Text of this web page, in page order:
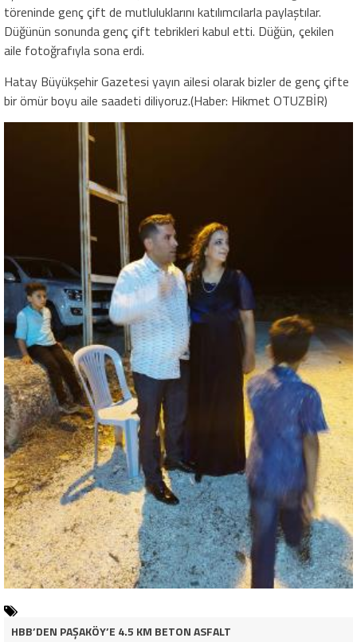
töreninde genç çift de mutluluklarını katılımcılarla paylaştılar.
Düğünün sonunda genç çift tebrikleri kabul etti. Düğün, çekilen
aile fotoğrafıyla sona erdi.
Hatay Büyükşehir Gazetesi yayın ailesi olarak bizler de genç çifte
bir ömür boyu aile saadeti diliyoruz.(Haber: Hikmet OTUZBİR)
HBB’DEN PAŞAKÖY’E 4.5 KM BETON ASFALT